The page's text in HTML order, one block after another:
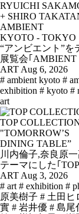
RYUICHI
+ SHIRO
AMBIENT
KYOTO - TOKYO
“アンビエント”を
展覧会｢AMBIENT
ART Aug 6, 2026
# ambient kyoto #
exhibition # kyoto #
art
TOP
"TOMORROW’S
DINING TABLE”
川内倫子,奈良原
テーマにした｢
ART Aug 3, 2026
# art # exhibition #
原美樹子 # 土田ヒ
實 # 岩井優 # 島尾